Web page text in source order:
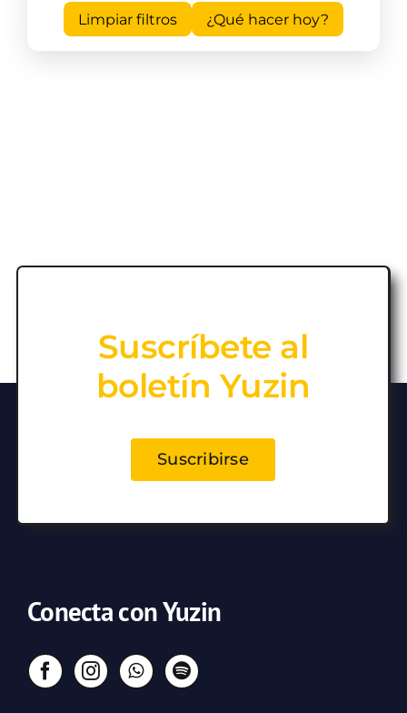
Limpiar filtros ¿Qué hacer hoy?
Suscríbete al
boletín Yuzin
Suscribirse
Conecta con Yuzin